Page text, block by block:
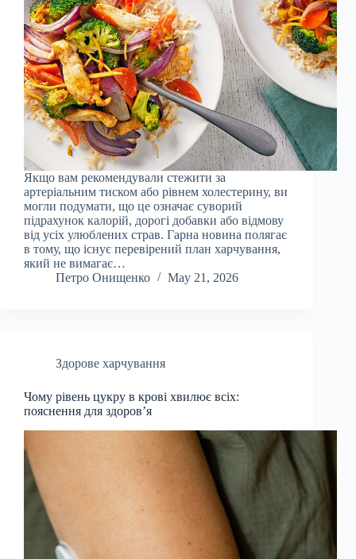
Якщо вам рекомендували стежити за
артеріальним тиском або рівнем холестерину, ви
могли подумати, що це означає суворий
підрахунок калорій, дорогі добавки або відмову
від усіх улюблених страв. Гарна новина полягає
в тому, що існує перевірений план харчування,
який не вимагає…
Петро Онищенко
May 21, 2026
Здорове харчування
Чому рівень цукру в крові хвилює всіх:
пояснення для здоров’я